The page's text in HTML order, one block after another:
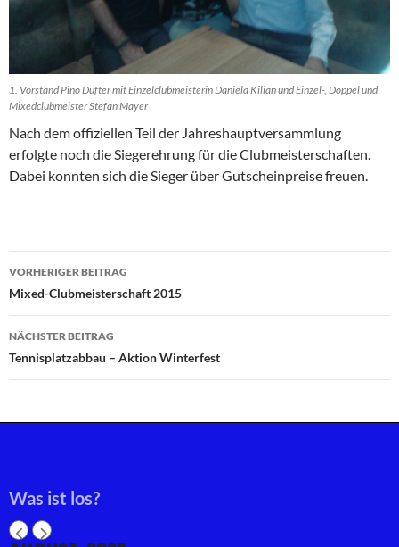
1. Vorstand Pino Dufter mit Einzelclubmeisterin Daniela Kilian und Einzel-, Doppel und
Mixedclubmeister Stefan Mayer
Nach dem offiziellen Teil der Jahreshauptversammlung
erfolgte noch die Siegerehrung für die Clubmeisterschaften.
Dabei konnten sich die Sieger über Gutscheinpreise freuen.
Beitragsnavigation
VORHERIGER BEITRAG
Mixed-Clubmeisterschaft 2015
NÄCHSTER BEITRAG
Tennisplatzabbau – Aktion Winterfest
Was ist los?